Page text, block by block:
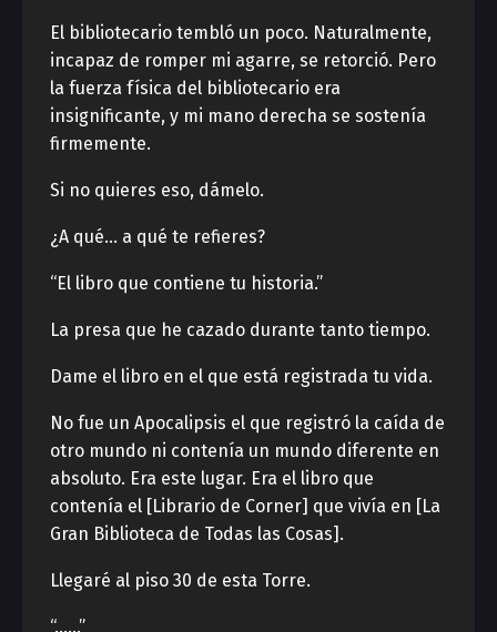
El bibliotecario tembló un poco. Naturalmente,
incapaz de romper mi agarre, se retorció. Pero
la fuerza física del bibliotecario era
insignificante, y mi mano derecha se sostenía
firmemente.
Si no quieres eso, dámelo.
¿A qué… a qué te refieres?
“El libro que contiene tu historia.”
La presa que he cazado durante tanto tiempo.
Dame el libro en el que está registrada tu vida.
No fue un Apocalipsis el que registró la caída de
otro mundo ni contenía un mundo diferente en
absoluto. Era este lugar. Era el libro que
contenía el [Librario de Corner] que vivía en [La
Gran Biblioteca de Todas las Cosas].
Llegaré al piso 30 de esta Torre.
“……”